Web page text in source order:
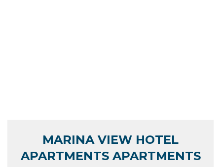
MARINA VIEW HOTEL
APARTMENTS APARTMENTS